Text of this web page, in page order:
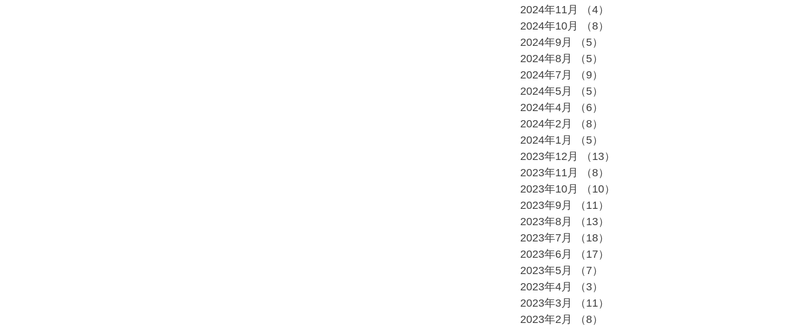
2024年11月
（4）
2024年10月
（8）
2024年9月
（5）
2024年8月
（5）
2024年7月
（9）
2024年5月
（5）
2024年4月
（6）
2024年2月
（8）
2024年1月
（5）
2023年12月
（13）
2023年11月
（8）
2023年10月
（10）
2023年9月
（11）
2023年8月
（13）
2023年7月
（18）
2023年6月
（17）
2023年5月
（7）
2023年4月
（3）
2023年3月
（11）
2023年2月
（8）